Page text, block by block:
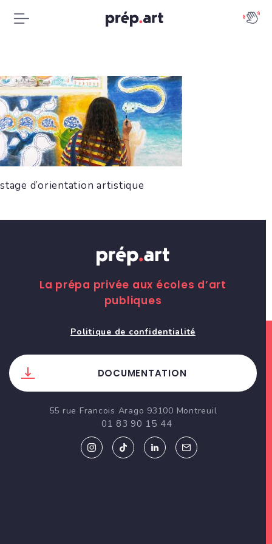
stage d’orientation artistique
La prépa privée aux écoles d’art
publiques
Politique de confidentialité
DOCUMENTATION
55 rue Francois Arago 93100 Montreuil
01 83 90 15 44